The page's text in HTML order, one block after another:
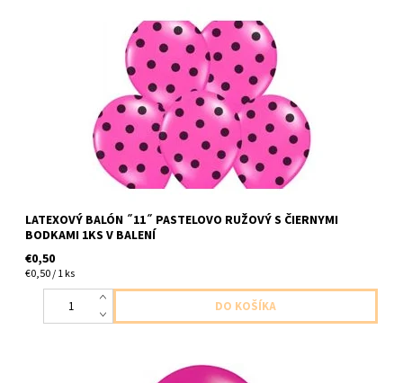
latexovy balon pastel ruzovy s ciernymi bodkami 1ks v baleni
velkost cca 30cm dodavame nenafukany
LATEXOVÝ BALÓN ˝11˝ PASTELOVO RUŽOVÝ S ČIERNYMI
BODKAMI 1KS V BALENÍ
€0,50
€0,50 / 1 ks